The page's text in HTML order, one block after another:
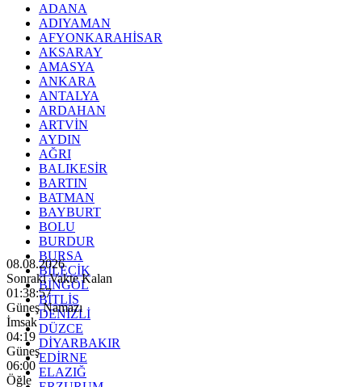
ADANA
ADIYAMAN
AFYONKARAHİSAR
AKSARAY
AMASYA
ANKARA
ANTALYA
ARDAHAN
ARTVİN
AYDIN
AĞRI
BALIKESİR
BARTIN
BATMAN
BAYBURT
BOLU
BURDUR
BURSA
BİLECİK
BİNGÖL
BİTLİS
DENİZLİ
DÜZCE
DİYARBAKIR
EDİRNE
ELAZIĞ
08.08.2026
Sonraki Vakte Kalan
01:38:56
Güneş Namazı
İmsak
04:19
Güneş
06:00
Öğle